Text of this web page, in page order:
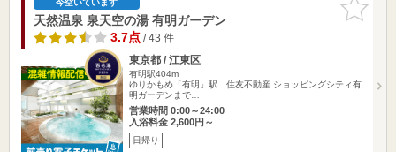
りに追加
今空いています
天然温泉 泉天空の湯 有明ガーデン
3.7点/ 43 件
東京都 / 江東区
有明駅404m
ゆりかもめ「有明」駅 住友不動産 ショッピングシティ有
明ガーデンまで…
営業時間 0:00～24:00
入浴料金 2,600円～
日帰り